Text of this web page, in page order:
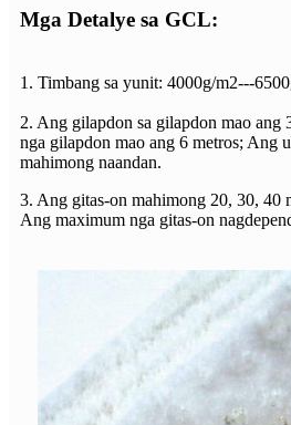
Mga Detalye sa GCL:
1. Timbang sa yunit: 4000g/m2---
2. Ang gilapdon sa gilapdon mao ang
nga gilapdon mao ang 6 metros; Ang
mahimong naandan.
3. Ang gitas-on mahimong 20, 30, 40
Ang maximum nga gitas-on